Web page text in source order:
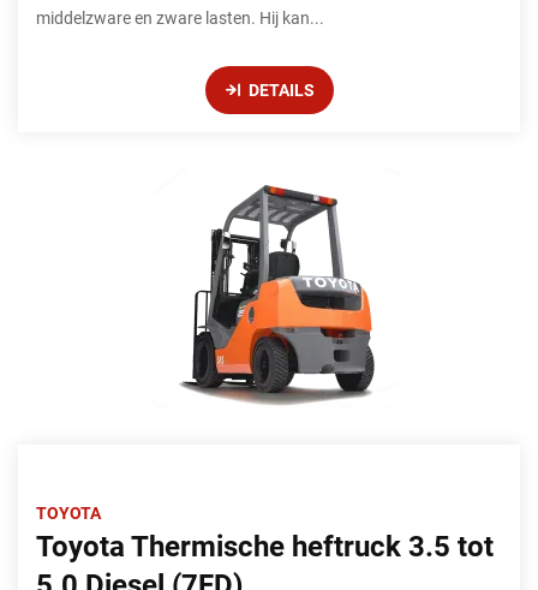
middelzware en zware lasten. Hij kan...
DETAILS
TOYOTA
Toyota Thermische heftruck 3.5 tot